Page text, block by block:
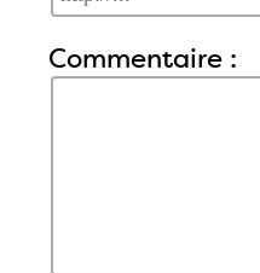
Commentaire :